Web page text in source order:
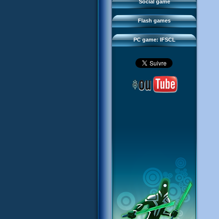
Social game
Flash games
Sector 2 Escape
PC game: IFSCL
Downloads
IFSCL network